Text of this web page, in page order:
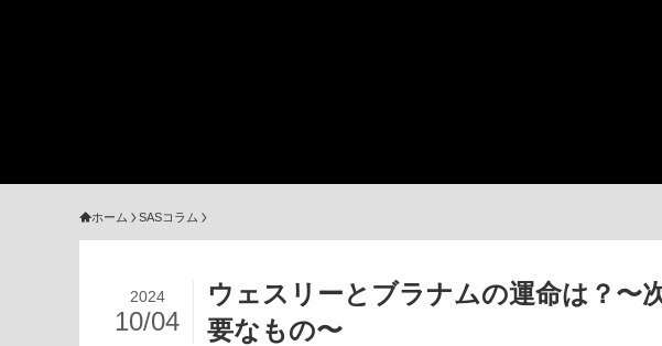
ホーム SASコラム
ウェスリーとブラナムの運命は？〜
要なもの〜
2024
10/04